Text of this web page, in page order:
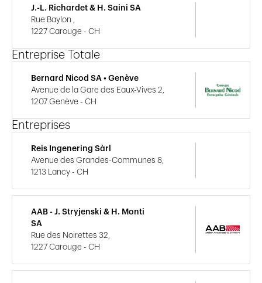
J.-L. Richardet & H. Saini SA
Rue Baylon ,
1227 Carouge - CH
Entreprise Totale
Bernard Nicod SA • Genève
Avenue de la Gare des Eaux-Vives 2,
1207 Genève - CH
Entreprises
Reis Ingenering Sàrl
Avenue des Grandes-Communes 8,
1213 Lancy - CH
AAB - J. Stryjenski & H. Monti
SA
Rue des Noirettes 32,
1227 Carouge - CH